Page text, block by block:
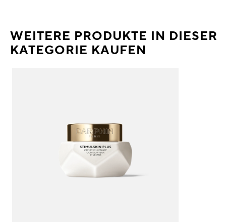
WEITERE PRODUKTE IN DIESER
KATEGORIE KAUFEN